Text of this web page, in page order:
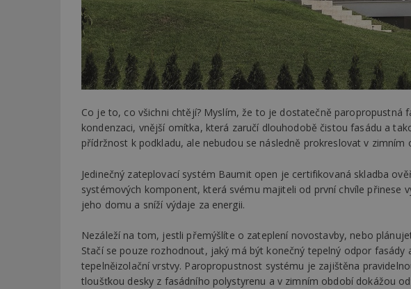
Co je to, co všichni chtějí? Myslím, že to je dostatečně paropropustná
kondenzaci, vnější omítka, která zaručí dlouhodobě čistou fasádu a
přídržnost k podkladu, ale nebudou se následně prokreslovat v zimním
Jedinečný zateplovací systém Baumit open je certifikovaná skladba
systémových komponent, která svému majiteli od první chvíle přinese
jeho domu a sníží výdaje za energii.
Nezáleží na tom, jestli přemýšlíte o zateplení novostavby, nebo
Stačí se pouze rozhodnout, jaký má být konečný tepelný odpor fasády
tepelněizolační vrstvy. Paropropustnost systému je zajištěna
tloušťkou desky z fasádního polystyrenu a v zimním období dokážou